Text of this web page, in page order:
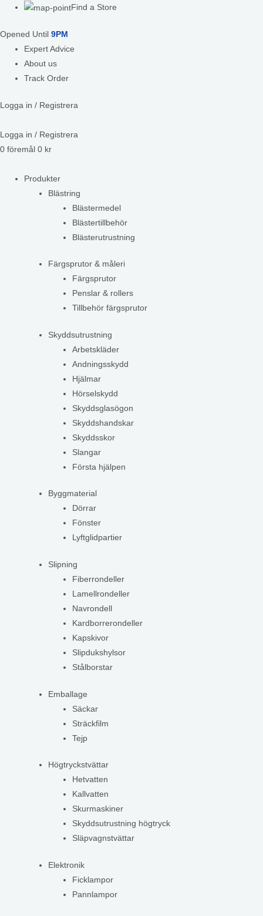
Find a Store
Opened Until 9PM
Expert Advice
About us
Track Order
Logga in / Registrera
Logga in / Registrera
0 föremål 0 kr
Produkter
Blästring
Blästermedel
Blästertillbehör
Blästerutrustning
Färgsprutor & måleri
Färgsprutor
Penslar & rollers
Tillbehör färgsprutor
Skyddsutrustning
Arbetskläder
Andningsskydd
Hjälmar
Hörselskydd
Skyddsglasögon
Skyddshandskar
Skyddsskor
Slangar
Första hjälpen
Byggmaterial
Dörrar
Fönster
Lyftglidpartier
Slipning
Fiberrondeller
Lamellrondeller
Navrondell
Kardborrerondeller
Kapskivor
Slipdukshylsor
Stålborstar
Emballage
Säckar
Sträckfilm
Tejp
Högtryckstvättar
Hetvatten
Kallvatten
Skurmaskiner
Skyddsutrustning högtryck
Släpvagnstvättar
Elektronik
Ficklampor
Pannlampor